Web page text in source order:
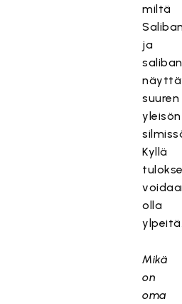
miltä
ja
suuren
yleisön
Kyllä
olla
ylpeitä.
Mikä
on
oma